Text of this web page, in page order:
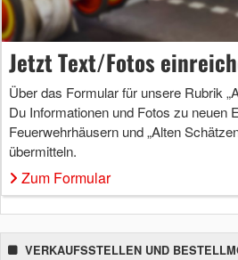
Jetzt Text/Fotos
Über das Formular für unsere Rubrik
Du Informationen und Fotos zu neuen
Feuerwehrhäusern und „Alten
übermitteln.
Zum Formular
VERKAUFSSTELLEN UND